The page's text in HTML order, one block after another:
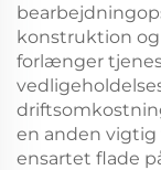
konstruktion
forlænger
en anden vigtig
ensartet flade